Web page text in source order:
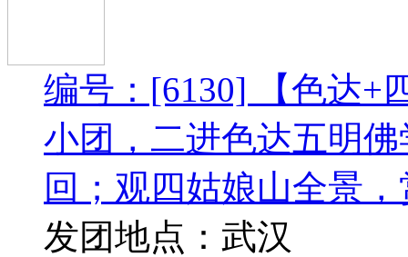
编号：[6130] 【色达+
小团，二进色达五明
回；观四姑娘山全景
发团地点：武汉